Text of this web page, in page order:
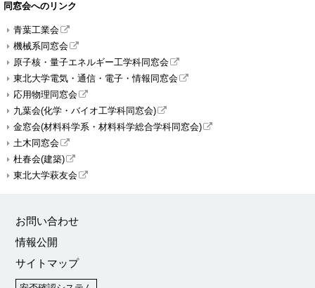
同窓会へのリンク
青葉工業会
機械系同窓会
原子核・量子エネルギー工学科同窓会
東北大学電気・通信・電子・情報同窓会
応用物理同窓会
九葉会(化学・バイオ工学科同窓会)
金窓会(材料科学系・材料科学総合学科同窓会)
土木同窓会
杜春会(建築)
東北大学萩友会
お問い合わせ
情報公開
サイトマップ